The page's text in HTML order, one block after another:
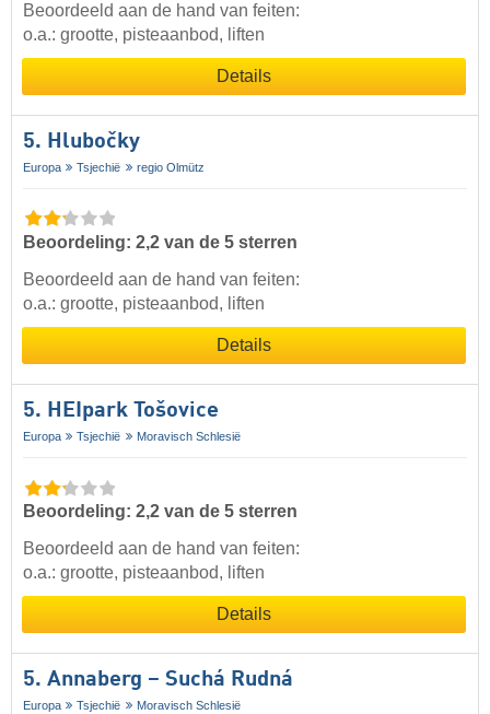
Beoordeeld aan de hand van feiten:
o.a.: grootte, pisteaanbod, liften
Details
5. Hlubočky
Europa Tsjechië regio Olmütz
Beoordeling: 2,2 van de 5 sterren
Beoordeeld aan de hand van feiten:
o.a.: grootte, pisteaanbod, liften
Details
5. HEIpark Tošovice
Europa Tsjechië Moravisch Schlesië
Beoordeling: 2,2 van de 5 sterren
Beoordeeld aan de hand van feiten:
o.a.: grootte, pisteaanbod, liften
Details
5. Annaberg – Suchá Rudná
Europa Tsjechië Moravisch Schlesië